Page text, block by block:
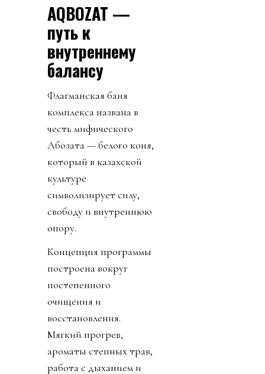
AQBOZAT —
путь к
внутреннему
балансу
Флагманская баня
комплекса названа в
честь мифического
Ақбозата — белого коня,
который в казахской
культуре
символизирует силу,
свободу и внутреннюю
опору.
Концепция программы
построена вокруг
постепенного
очищения и
восстановления.
Мягкий прогрев,
ароматы степных трав,
работа с дыханием и